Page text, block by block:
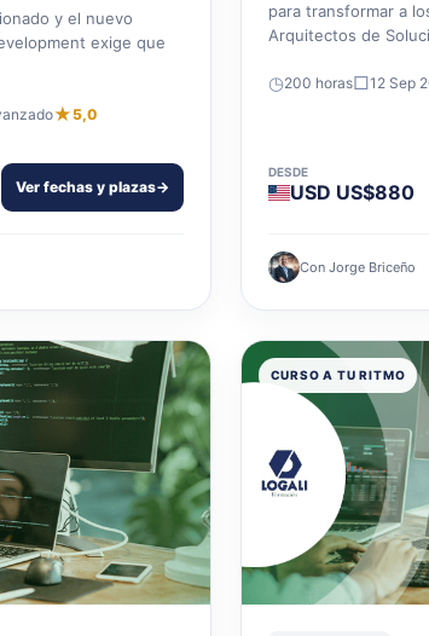
y el nuevo
exige que
★5,0
Ver fechas y plazas→
para transformar a
Arquitectos de
◷200 horas□12 Sep
DESDE
USD US$880
Con Jorge Briceño
CURSO A TU RITMO